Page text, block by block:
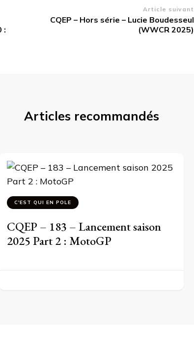
:
Article suivant
CQEP – Hors série – Lucie Boudesseul
(WWCR 2025)
Articles recommandés
C'EST QUI EN POLE
CQEP – 183 – Lancement saison
2025 Part 2 : MotoGP